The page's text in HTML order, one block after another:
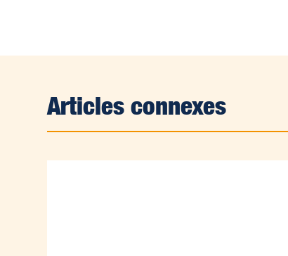
Articles connexes